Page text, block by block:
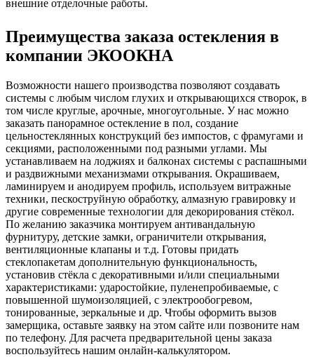
внешние отделочные работы.
Преимущества заказа остекления в
компании ЭКООКНА
Возможности нашего производства позволяют создавать
системы с любым числом глухих и открывающихся створок, в
том числе круглые, арочные, многоугольные. У нас можно
заказать панорамное остекление в пол, создание
цельностеклянных конструкций без импостов, с фрамугами и
секциями, расположенными под разными углами. Мы
устанавливаем на лоджиях и балконах системы с распашными
и раздвижными механизмами открывания. Окрашиваем,
ламинируем и анодируем профиль, используем витражные
техники, пескоструйную обработку, алмазную гравировку и
другие современные технологии для декорирования стёкол.
По желанию заказчика монтируем антивандальную
фурнитуру, детские замки, ограничители открывания,
вентиляционные клапаны и т.д. Готовы придать
стеклопакетам дополнительную функциональность,
установив стёкла с декоративными и/или специальными
характеристиками: ударостойкие, пуленепробиваемые, с
повышенной шумоизоляцией, с электрообогревом,
тонированные, зеркальные и др. Чтобы оформить вызов
замерщика, оставьте заявку на этом сайте или позвоните нам
по телефону. Для расчета предварительной цены заказа
воспользуйтесь нашим онлайн-калькулятором.